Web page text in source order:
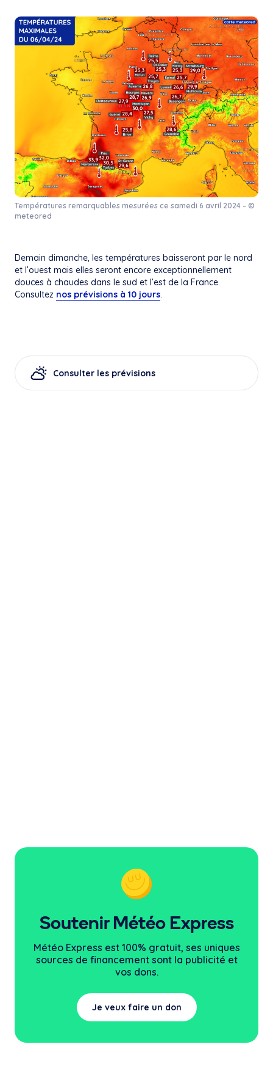
Températures remarquables mesurées ce samedi 6 avril 2024 – ©
meteored
Demain dimanche, les températures baisseront par le nord
et l’ouest mais elles seront encore exceptionnellement
douces à chaudes dans le sud et l’est de la France.
Consultez nos prévisions à 10 jours.
Consulter les prévisions
Soutenir Météo Express
Météo Express est 100% gratuit, ses uniques
sources de financement sont la publicité et
vos dons.
Je veux faire un don